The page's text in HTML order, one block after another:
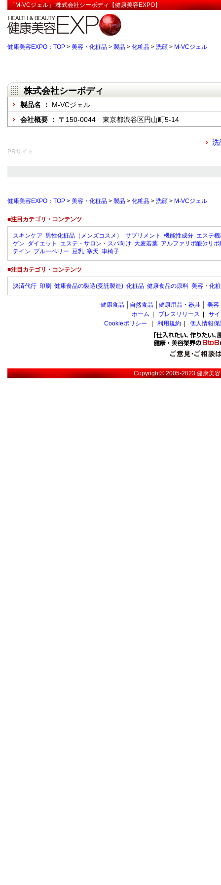
「M-VCジェル」:株式会社シーボディ【健康美容EXPO】
健康美容EXPO：TOP > 美容・化粧品 > 製品 > 化粧品 > 洗顔 > M-VCジェル
株式会社シーボディ
製品名 ： M-VCジェル
会社概要 ： 〒150-0044 東京都渋谷区円山町5-14
洗
PRサイト
健康美容EXPO：TOP > 美容・化粧品 > 製品 > 化粧品 > 洗顔 > M-VCジェル
■注目カテゴリ・コンテンツ
スキンケア 男性化粧品（メンズコスメ） サプリメント 機能性成分 エステ
ゲン ダイエット エステ・サロン・スパ向け 大麦若葉 アルファリポ酸(αリポ
テイン ブルーベリー 豆乳 寒天 車椅子
■注目カテゴリ・コンテンツ
決済代行 印刷 健康食品の製造(受託製造) 化粧品 健康食品の原料 美容・化
健康食品 自然食品 健康用品・器具 美容
ホーム
プレスリリース
サ
Cookieポリシー
利用規約 個人情報
Copyright© 2005-2023健康美